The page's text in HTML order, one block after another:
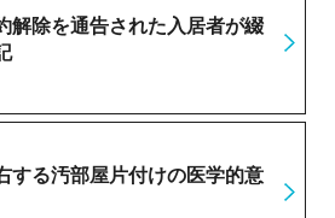
解除を通告された入居者が綴
する汚部屋片付けの医学的意